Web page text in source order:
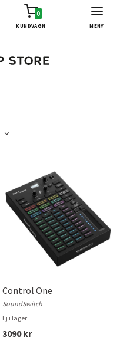
0
KUNDVAGN MENY
Control One
SoundSwitch
Ej i lager
3090 kr